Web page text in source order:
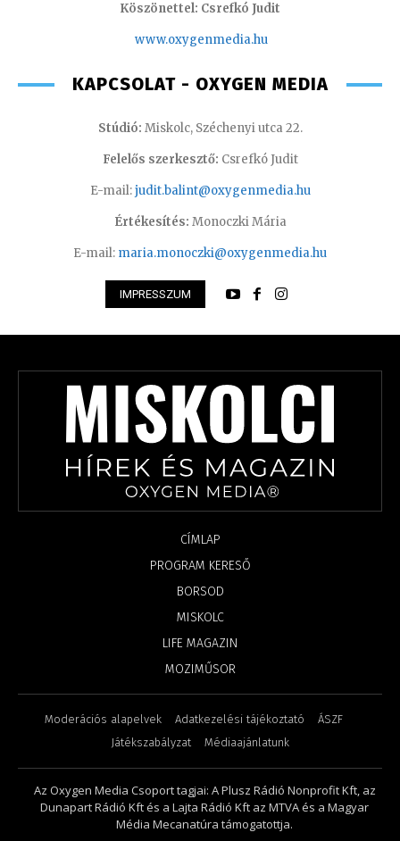
Köszönettel: Csrefkó Judit
www.oxygenmedia.hu
KAPCSOLAT - OXYGEN MEDIA
Stúdió: Miskolc, Széchenyi utca 22.
Felelős szerkesztő: Csrefkó Judit
E-mail:judit.balint@oxygenmedia.hu
Értékesítés: Monoczki Mária
E-mail: maria.monoczki@oxygenmedia.hu
IMPRESSZUM
CÍMLAP
PROGRAM KERESŐ
BORSOD
MISKOLC
LIFE MAGAZIN
MOZIMŰSOR
Moderációs alapelvek Adatkezelési tájékoztató
ÁSZF
Játékszabályzat
Médiaajánlatunk
Az Oxygen Media Csoport tagjai: A Plusz Rádió Nonprofit Kft, az
Dunapart Rádió Kft és a Lajta Rádió Kft az MTVA és a Magyar
Média Mecanatúra támogatottja.